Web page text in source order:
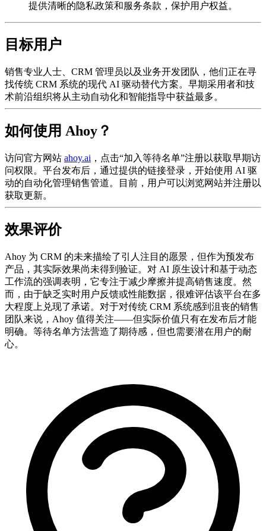
提供清晰的隐私政策和服务条款，保护用户权益。
目标用户
销售专业人士、CRM 管理员以及业务开发团队，他们正在寻
找传统 CRM 系统的现代 AI 驱动替代方案。早期采用者和技
术前沿组织将从主动自动化和智能指导中获益最多。
如何使用 Ahoy？
访问官方网站 ahoy.ai ，点击“加入等待名单”注册以获取早期访
问权限。平台发布后，通过提供的链接登录，开始使用 AI 驱
动的自动化管理销售管道。目前，用户可以浏览网站并注册以
获取更新。
效果评价
Ahoy 为 CRM 的未来描绘了引人注目的愿景，但作为预发布
产品，其实际效果尚未得到验证。对 AI 原生设计和基于动态
工作流的强调表明，它专注于减少摩擦并提高销售速度。然
而，由于缺乏实时用户反馈或性能数据，很难评估该平台在多
大程度上兑现了承诺。对于对传统 CRM 系统感到沮丧的销售
团队来说，Ahoy 值得关注——但实际价值只有在发布后才能
明确。等待名单方法营造了期待感，但也需要潜在用户的耐
心。